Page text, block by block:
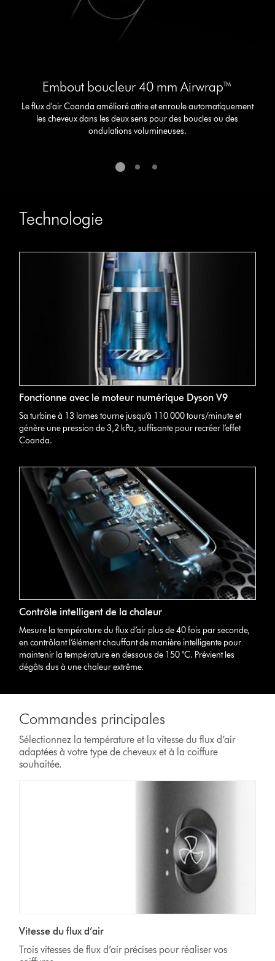
Embout boucleur 40 mm Airwrap™
Le flux d'air Coanda amélioré attire et enroule automatiquement
les cheveux dans les deux sens pour des boucles ou des
ondulations volumineuses.
Technologie
Fonctionne avec le moteur numérique Dyson V9
Sa turbine à 13 lames tourne jusqu’à 110 000 tours/minute et
génère une pression de 3,2 kPa, suffisante pour recréer l’effet
Coanda.
Contrôle intelligent de la chaleur
Mesure la température du flux d’air plus de 40 fois par seconde,
en contrôlant l’élément chauffant de manière intelligente pour
maintenir la température en dessous de 150 °C. Prévient les
dégâts dus à une chaleur extrême.
Commandes principales
Sélectionnez la température et la vitesse du flux d’air
adaptées à votre type de cheveux et à la coiffure
souhaitée.
Vitesse du flux d’air
Trois vitesses de flux d’air précises pour réaliser vos